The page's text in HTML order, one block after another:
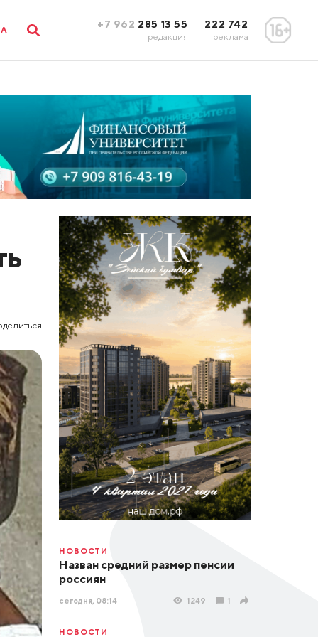
+7 962 285 13 55
редакция
222 742
реклама
НОВОСТИ
Назван средний размер пенсии
россиян
сегодня, 08:14 1249 1
НОВОСТИ